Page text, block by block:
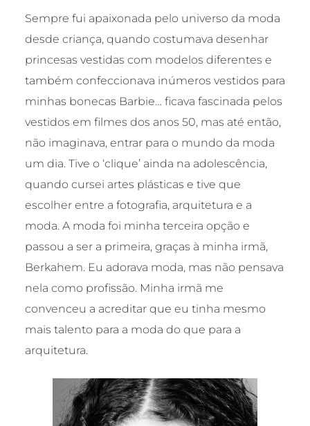
Sempre fui apaixonada pelo universo da moda
desde criança, quando costumava desenhar
princesas vestidas com modelos diferentes e
também confeccionava inúmeros vestidos para
minhas bonecas Barbie… ficava fascinada pelos
vestidos em filmes dos anos 50, mas até então,
não imaginava, entrar para o mundo da moda
um dia. Tive o ‘clique’ ainda na adolescência,
quando cursei artes plásticas e tive que
escolher entre a fotografia, arquitetura e a
moda. A moda foi minha terceira opção e
passou a ser a primeira, graças à minha irmã,
Berkahem. Eu adorava moda, mas não pensava
nela como profissão. Minha irmã me
convenceu a acreditar que eu tinha mesmo
mais talento para a moda do que para a
arquitetura.